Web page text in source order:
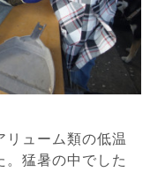
ューム類の低温
猛暑の中でした